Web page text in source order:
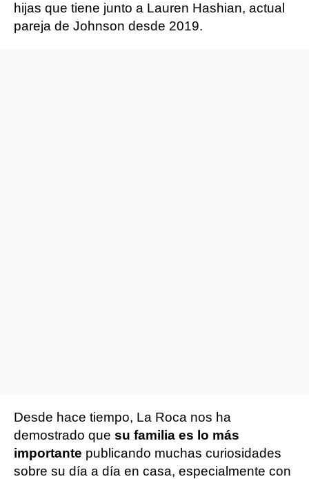
hijas que tiene junto a Lauren Hashian, actual
pareja de Johnson desde 2019.
Desde hace tiempo, La Roca nos ha
demostrado que su familia es lo más
importante publicando muchas curiosidades
sobre su día a día en casa, especialmente con